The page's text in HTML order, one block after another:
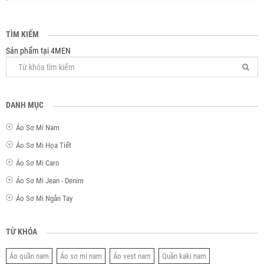
TÌM KIẾM
Sản phẩm tại 4MEN
DANH MỤC
Áo Sơ Mi Nam
Áo Sơ Mi Họa Tiết
Áo Sơ Mi Caro
Áo Sơ Mi Jean - Denim
Áo Sơ Mi Ngắn Tay
TỪ KHÓA
Áo quần nam Áo sơ mi nam Áo vest nam Quần kaki nam